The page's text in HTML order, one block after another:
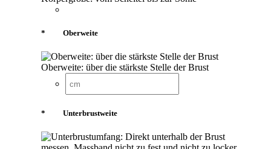
* Oberweite
Oberweite: über die stärkste Stelle der Brust
* Unterbrustweite